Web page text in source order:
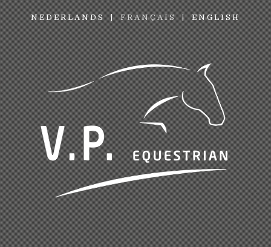
NEDERLANDS FRANÇAIS ENGLISH